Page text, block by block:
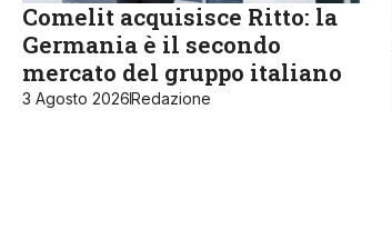
Comelit acquisisce Ritto: la
Germania è il secondo
mercato del gruppo italiano
3 Agosto 2026Redazione